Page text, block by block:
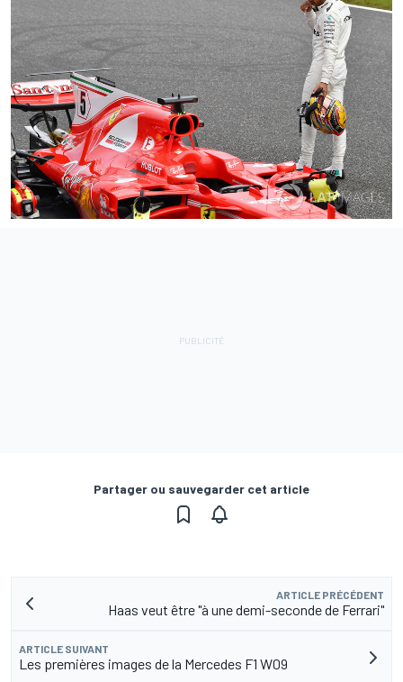
Partager ou sauvegarder cet article
ARTICLE PRÉCÉDENT
Haas veut être "à une demi-seconde de Ferrari"
ARTICLE SUIVANT
Les premières images de la Mercedes F1 W09